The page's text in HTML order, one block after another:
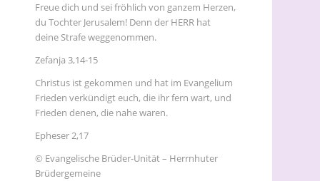
Freue dich und sei fröhlich von ganzem Herzen,
du Tochter Jerusalem! Denn der HERR hat
deine Strafe weggenommen.
Zefanja 3,14-15
Christus ist gekommen und hat im Evangelium
Frieden verkündigt euch, die ihr fern wart, und
Frieden denen, die nahe waren.
Epheser 2,17
© Evangelische Brüder-Unität – Herrnhuter
Brüdergemeine